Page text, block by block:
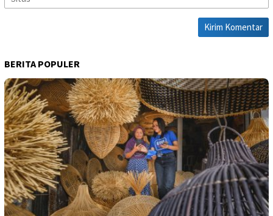
BERITA POPULER